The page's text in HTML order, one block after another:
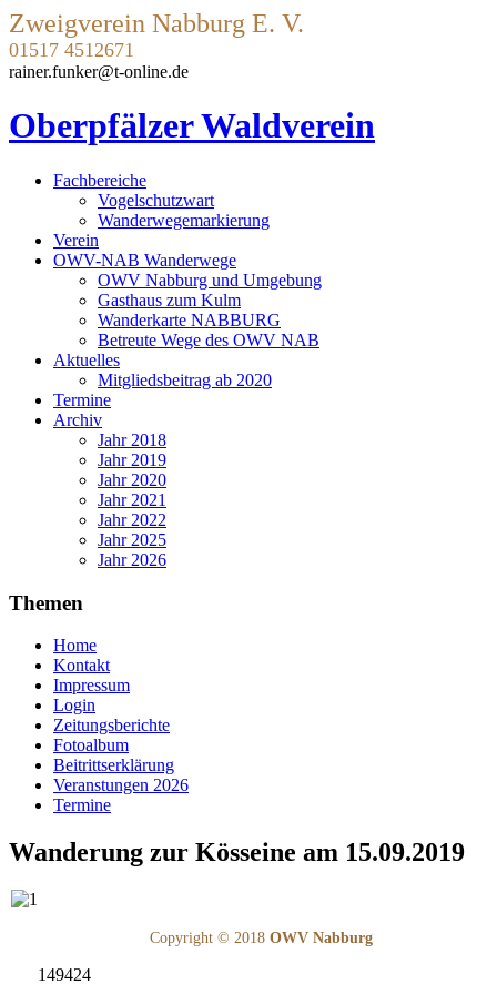
Zweigverein Nabburg E. V.
01517 4512671
rainer.funker@t-online.de
Oberpfälzer Waldverein
Fachbereiche
Vogelschutzwart
Wanderwegemarkierung
Verein
OWV-NAB Wanderwege
OWV Nabburg und Umgebung
Gasthaus zum Kulm
Wanderkarte NABBURG
Betreute Wege des OWV NAB
Aktuelles
Mitgliedsbeitrag ab 2020
Termine
Archiv
Jahr 2018
Jahr 2019
Jahr 2020
Jahr 2021
Jahr 2022
Jahr 2025
Jahr 2026
Themen
Home
Kontakt
Impressum
Login
Zeitungsberichte
Fotoalbum
Beitrittserklärung
Veranstungen 2026
Termine
Wanderung zur Kösseine am 15.09.2019
Copyright © 2018 OWV Nabburg
149424